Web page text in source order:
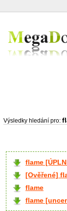
Výsledky hledání pro:
flame
[Ověřené]
flame
flame